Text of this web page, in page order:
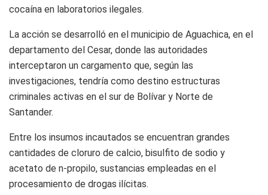
cocaína en laboratorios ilegales.
La acción se desarrolló en el municipio de Aguachica, en el
departamento del Cesar, donde las autoridades
interceptaron un cargamento que, según las
investigaciones, tendría como destino estructuras
criminales activas en el sur de Bolívar y Norte de
Santander.
Entre los insumos incautados se encuentran grandes
cantidades de cloruro de calcio, bisulfito de sodio y
acetato de n-propilo, sustancias empleadas en el
procesamiento de drogas ilícitas.